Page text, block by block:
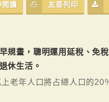
閱讀 友善列印
規畫，聰明運用延稅、免
休生活。
老年人口將占總人口的20